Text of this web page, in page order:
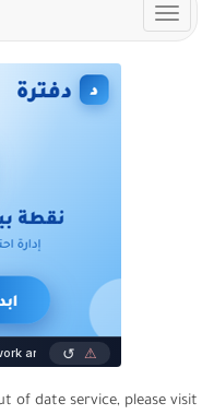
Toggle
navigation
of date service, please visit